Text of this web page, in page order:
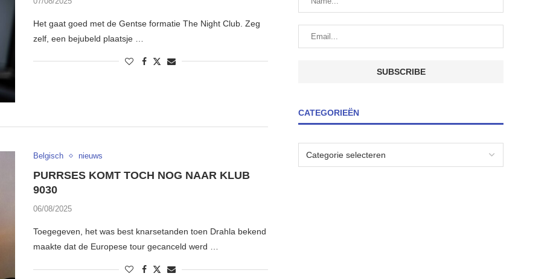
Het gaat goed met de Gentse formatie The Night Club. Zeg
zelf, een bejubeld plaatsje …
Belgisch nieuws
PURRSES KOMT TOCH NOG NAAR KLUB
9030
06/08/2025
Toegegeven, het was best knarsetanden toen Drahla bekend
maakte dat de Europese tour gecanceld werd …
CATEGORIEËN